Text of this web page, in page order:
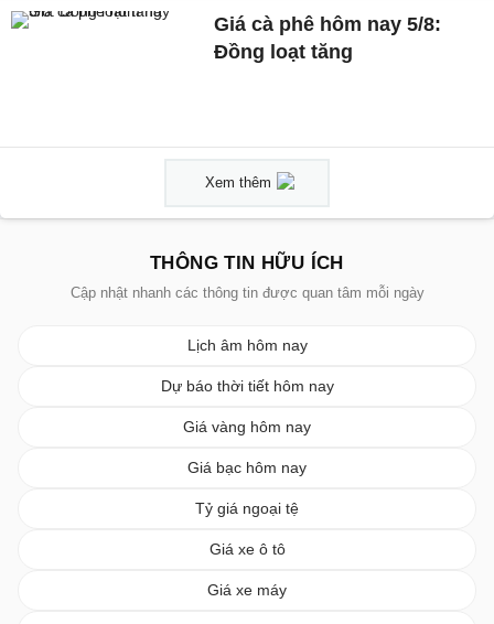
Giá cà phê hôm nay 5/8:
Đồng loạt tăng
Xem thêm
THÔNG TIN HỮU ÍCH
Cập nhật nhanh các thông tin được quan tâm mỗi ngày
Lịch âm hôm nay
Dự báo thời tiết hôm nay
Giá vàng hôm nay
Giá bạc hôm nay
Tỷ giá ngoại tệ
Giá xe ô tô
Giá xe máy